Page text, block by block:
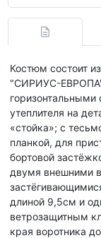
Костюм состоит
"СИРИУС-ЕВРОПА"
горизонтальными
утеплителя на
«стойка»; с
планкой, для
бортовой
двумя внешними
длиной 9,5см и
ветрозащитным
края воротника